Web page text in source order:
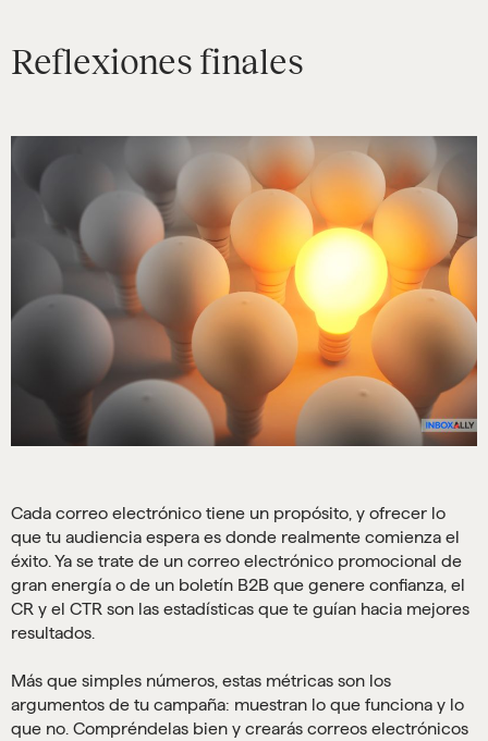
Reflexiones finales
Cada correo electrónico tiene un propósito, y ofrecer lo
que tu audiencia espera es donde realmente comienza el
éxito. Ya se trate de un correo electrónico promocional de
gran energía o de un boletín B2B que genere confianza, el
CR y el CTR son las estadísticas que te guían hacia mejores
resultados.
Más que simples números, estas métricas son los
argumentos de tu campaña: muestran lo que funciona y lo
que no. Compréndelas bien y crearás correos electrónicos